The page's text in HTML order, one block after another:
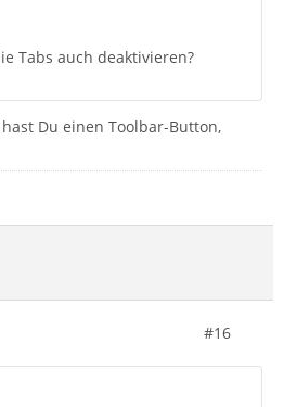
Tabs auch deaktivieren?
Du einen Toolbar-Button,
#16